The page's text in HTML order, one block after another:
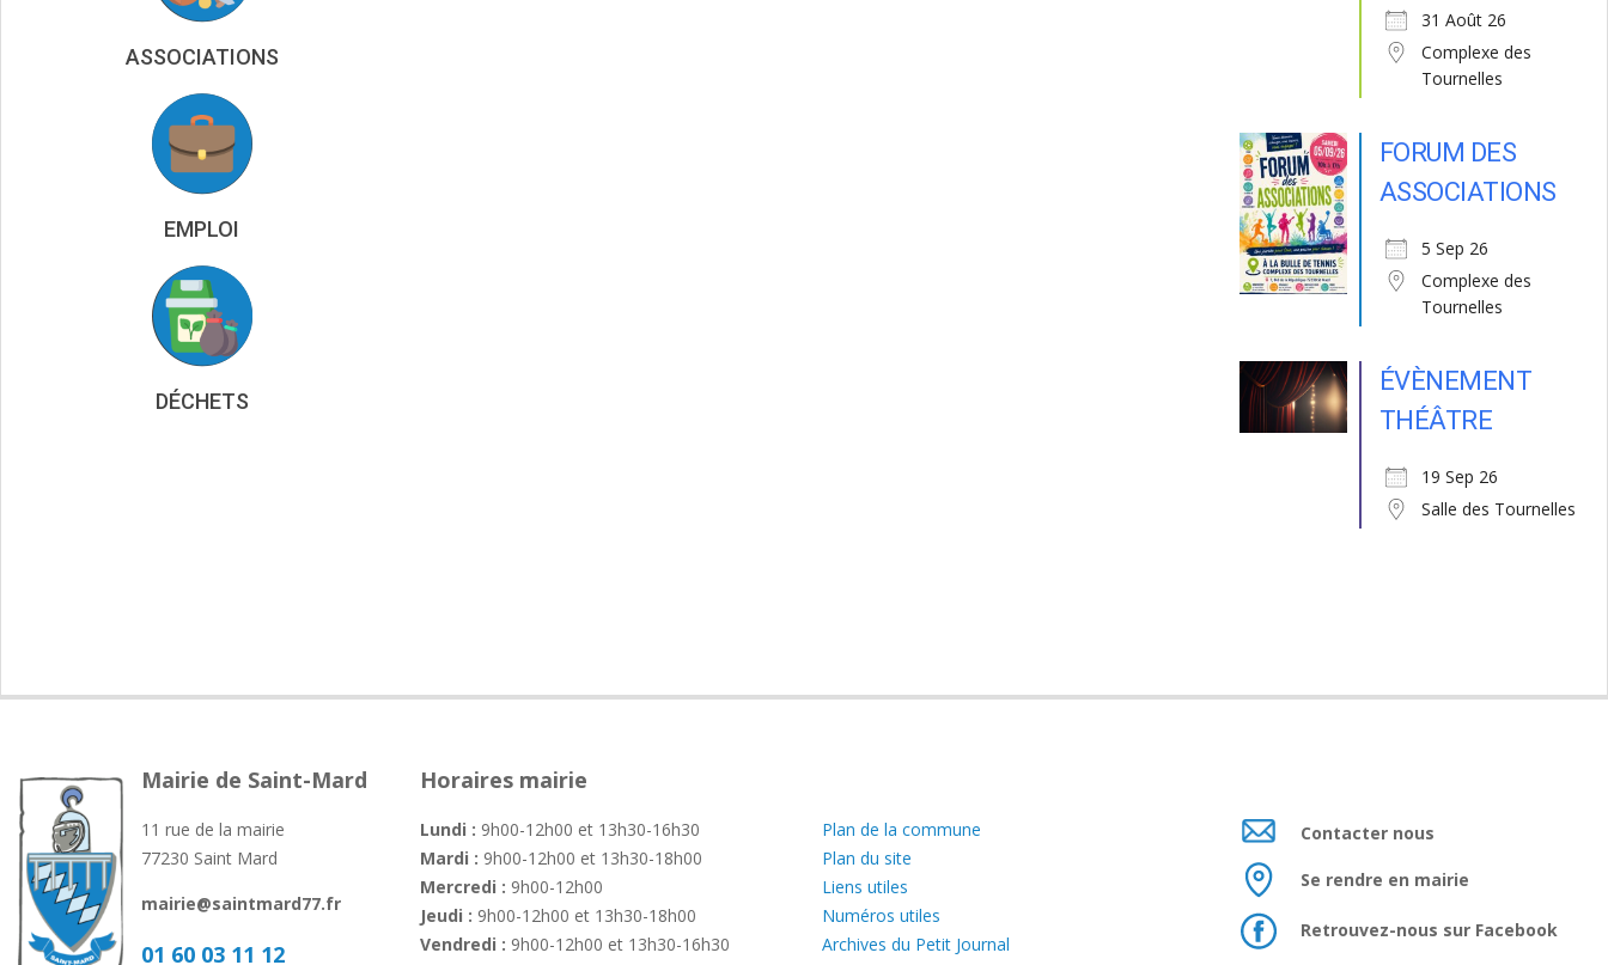
ASSOCIATIONS
EMPLOI
DÉCHETS
31 Août 26
Complexe des
Tournelles
FORUM DES
ASSOCIATIONS
5 Sep 26
Complexe des
Tournelles
ÉVÈNEMENT
THÉÂTRE
19 Sep 26
Salle des Tournelles
Mairie de Saint-Mard
11 rue de la mairie
77230 Saint Mard
mairie@saintmard77.fr
01 60 03 11 12
Horaires mairie
Lundi : 9h00-12h00 et 13h30-16h30
Mardi : 9h00-12h00 et 13h30-18h00
Mercredi : 9h00-12h00
Jeudi : 9h00-12h00 et 13h30-18h00
Vendredi : 9h00-12h00 et 13h30-16h30
Plan de la commune
Plan du site
Liens utiles
Numéros utiles
Archives du Petit Journal
Contacter nous
Se rendre en mairie
Retrouvez-nous sur Facebook